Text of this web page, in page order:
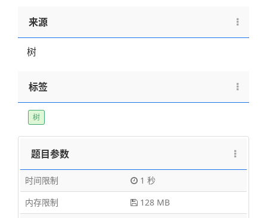
来源
树
标签
树
题目参数
时间限制
1 秒
内存限制
128 MB